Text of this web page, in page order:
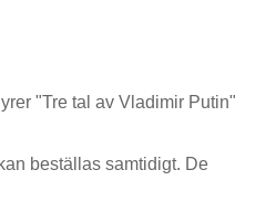
"Tre tal av Vladimir Putin"
beställas samtidigt. De